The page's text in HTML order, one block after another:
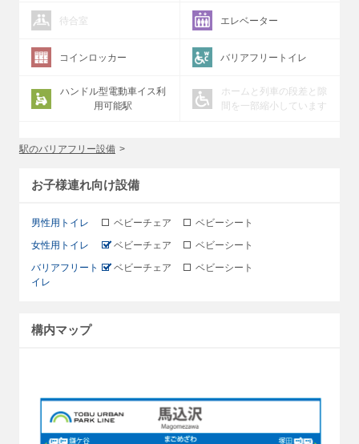
待合室 エレベーター
コインロッカー バリアフリートイレ
ハンドル型電動車イス利
用可能駅
ホームと列車の段差と隙
間を一部縮小しています
駅のバリアフリー設備
お子様連れ向け設備
男性用トイレ ベビーチェア
ベビーシート
女性用トイレ
ベビーチェア
ベビーシート
バリアフリート
イレ
ベビーチェア ベビーシート
構内マップ